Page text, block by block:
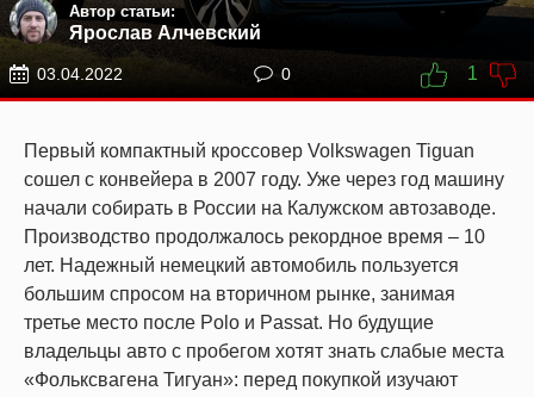
Автор статьи:
Ярослав Алчевский
03.04.2022 0 1
Первый компактный кроссовер Volkswagen Tiguan
сошел с конвейера в 2007 году. Уже через год машину
начали собирать в России на Калужском автозаводе.
Производство продолжалось рекордное время – 10
лет. Надежный немецкий автомобиль пользуется
большим спросом на вторичном рынке, занимая
третье место после Polo и Passat. Но будущие
владельцы авто с пробегом хотят знать слабые места
«Фольксвагена Тигуан»: перед покупкой изучают